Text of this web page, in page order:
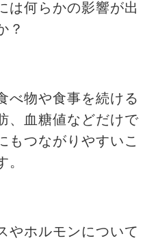
は何らかの影響が出
？
べ物や食事を続ける
、血糖値などだけで
もつながりやすいこ
。
やホルモンについて